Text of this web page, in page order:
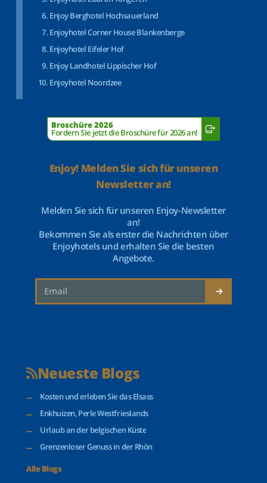
Enjoy Berghotel Hochsauerland
Enjoyhotel Corner House Blankenberge
Enjoyhotel Eifeler Hof
Enjoy Landhotel Lippischer Hof
Enjoyhotel Noordzee
Broschüre 2026
Fordern Sie jetzt die Broschüre für 2026 an!
Enjoy! Melden Sie sich für unseren
Newsletter an!
Melden Sie sich für unseren Enjoy-Newsletter
an!
Bekommen Sie als erster die Nachrichten über
Enjoyhotels und erhalten Sie die besten
Angebote.
Neueste Blogs
Kosten und erleben Sie das Elsass
Enkhuizen, Perle Westfrieslands
Urlaub an der belgischen Küste
Grenzenloser Genuss in der Rhön
Alle Blogs